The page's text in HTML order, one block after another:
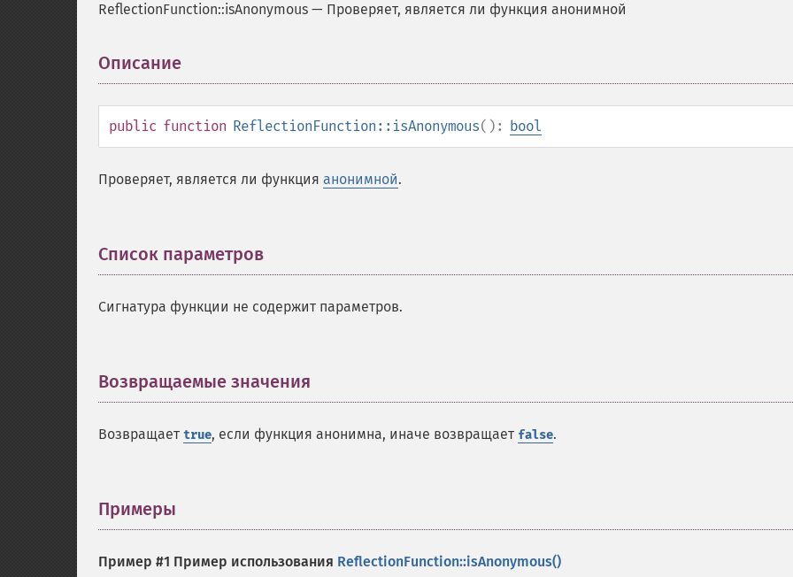
ReflectionFunction::isAnonymous — Проверяет, является ли функция анонимной
Описание
public function ReflectionFunction::isAnonymous(): bool
Проверяет, является ли функция анонимной.
Список параметров
Сигнатура функции не содержит параметров.
Возвращаемые значения
Возвращает true, если функция анонимна, иначе возвращает false.
Примеры
Пример #1 Пример использования ReflectionFunction::isAnonymous()